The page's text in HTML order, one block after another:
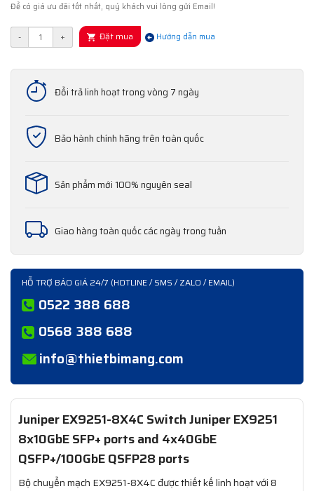
Để có giá ưu đãi tốt nhất, quý khách vui lòng gửi Email!
- + Đặt mua Hướng dẫn mua
Đổi trả linh hoạt trong vòng 7 ngày
Bảo hành chính hãng trên toàn quốc
Sản phẩm mới 100% nguyên seal
Giao hàng toàn quốc các ngày trong tuần
HỖ TRỢ BÁO GIÁ 24/7 (HOTLINE / SMS / ZALO / EMAIL)
0522 388 688
0568 388 688
info@thietbimang.com
Juniper EX9251-8X4C Switch Juniper EX9251
8x10GbE SFP+ ports and 4x40GbE
QSFP+/100GbE QSFP28 ports
Bộ chuyển mạch EX9251-8X4C được thiết kế linh hoạt với 8